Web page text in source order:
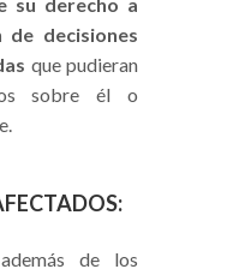
su derecho a
decisiones
que pudieran
sobre él o
de los